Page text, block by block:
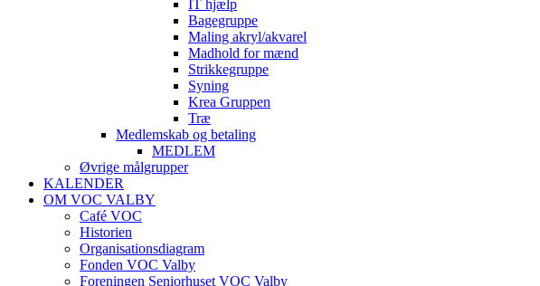
IT hjælp
Bagegruppe
Maling akryl/akvarel
Madhold for mænd
Strikkegruppe
Syning
Krea Gruppen
Træ
Medlemskab og betaling
MEDLEM
Øvrige målgrupper
KALENDER
OM VOC VALBY
Café VOC
Historien
Organisationsdiagram
Fonden VOC Valby
Foreningen Seniorhuset VOC Valby